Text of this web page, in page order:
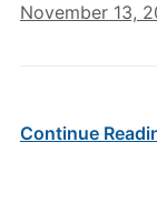
November 13,
Continue